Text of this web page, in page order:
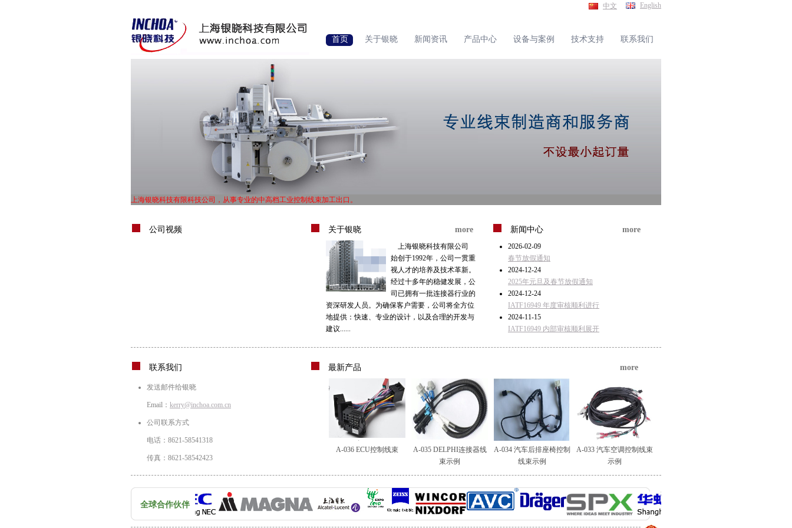
English
中文
首页 关于银晓 新闻资讯 产品中心 设备与案例 技术支持 联系我们
上海银晓科技有限科技公司，从事专业的中高档工业控制线束加工出口。
UL体系认证，TS16949体系认证，ISO9001体系认证，ISO14000体系认证。
公司视频 more
关于银晓
上海银晓科技有限公司
始创于1992年，公司一贯重
视人才的培养及技术革新。
经过十多年的稳健发展，公
司已拥有一批连接器行业的
资深研发人员。为确保客户需要，公司将全方位
地提供：快速、专业的设计，以及合理的开发与
建议......
more
新闻中心
2026-02-09
春节放假通知
2024-12-24
2025年元旦及春节放假通知
2024-12-24
IATF16949 年度审核顺利进行
2024-11-15
IATF16949 内部审核顺利展开
联系我们
发送邮件给银晓
Email： kerry@inchoa.com.cn
公司联系方式
电话：8621-58541318
传真：8621-58542423
more
最新产品
A-036 ECU控制线束
A-035 DELPHI连接器线
束示例
A-034 汽车后排座椅控制
线束示例
A-033 汽车空调控制线束
示例
全球合作伙伴